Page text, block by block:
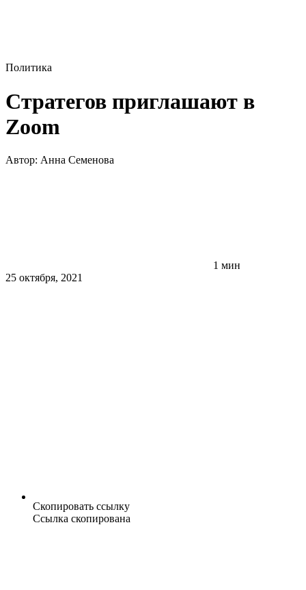
Политика
Стратегов приглашают в
Zoom
Автор: Анна Семенова
1 мин
25 октября, 2021
Скопировать ссылку
Ссылка скопирована